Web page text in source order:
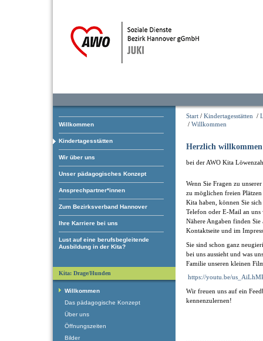
Willkommen
Kindertagesstätten
Wir über uns
Unser pädagogisches Konzept
Ansprechpartner*innen
Zum Bezirksverband Hannover
Ihre Karriere bei uns
Lust auf eine berufsbegleitende
Ausbildung in der Kita?
Start / Kindertagesstätten /
/ Willkommen
Herzlich willkommen
bei der AWO Kita
Wenn Sie Fragen zu
zu möglichen freien
Kita haben, können Sie
Telefon oder E-Mail an uns
Nähere Angaben finden Sie
Kontaktseite und im
Sie sind schon ganz
bei uns aussieht und was
Familie unseren kleinen
https://youtu.be/
Wir freuen uns auf ein
kennenzulernen!
Kita: Drage/Hunden
Willkommen
Das pädagogische Konzept
Über uns
Öffnungszeiten
Bilder